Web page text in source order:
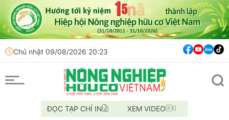
Chủ nhật 09/08/2026 20:23
ĐỌC TẠP CHÍ IN XEM VIDEO